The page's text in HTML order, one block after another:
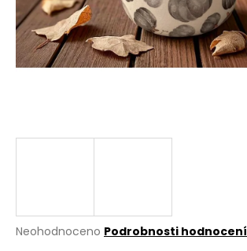
Průměrné
Neohodnoceno Podrobnosti hodnocení
a
j
í